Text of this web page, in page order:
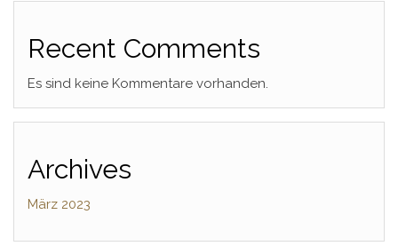
Recent Comments
Es sind keine Kommentare vorhanden.
Archives
März 2023